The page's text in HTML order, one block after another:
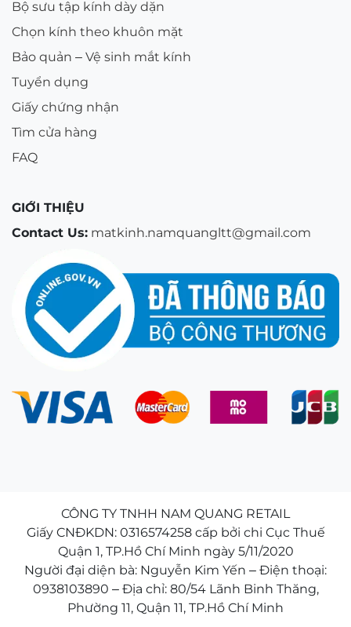
Bộ sưu tập kính dày dặn
Chọn kính theo khuôn mặt
Bảo quản – Vệ sinh mắt kính
Tuyển dụng
Giấy chứng nhận
Tìm cửa hàng
FAQ
GIỚI THIỆU
Contact Us: matkinh.namquangltt@gmail.com
CÔNG TY TNHH NAM QUANG RETAIL
Giấy CNĐKDN: 0316574258 cấp bởi chi Cục Thuế
Quận 1, TP.Hồ Chí Minh ngày 5/11/2020
Người đại diện bà: Nguyễn Kim Yến – Điện thoại:
0938103890 – Địa chỉ: 80/54 Lãnh Binh Thăng,
Phường 11, Quận 11, TP.Hồ Chí Minh